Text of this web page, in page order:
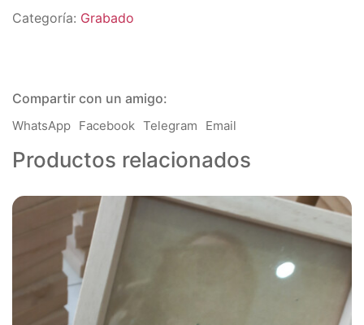
Categoría: Grabado
Compartir con un amigo:
WhatsApp Facebook Telegram Email
Productos relacionados